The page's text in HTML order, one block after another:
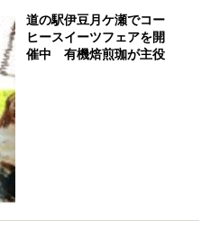
道の駅伊豆月ケ瀬でコー
ヒースイーツフェアを開
催中 有機焙煎珈が主役